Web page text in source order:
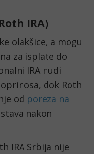
IRA)
olakšice, a mogu
za isplate do
IRA nudi
dok Roth
od poreza na
nakon
IRA Srbija nije